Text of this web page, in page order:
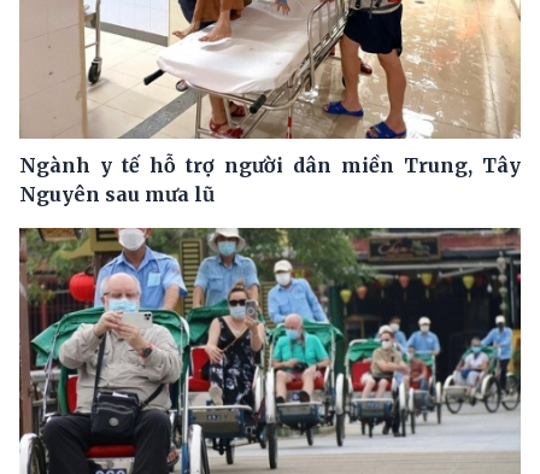
Ngành y tế hỗ trợ người dân miền Trung, Tây
Nguyên sau mưa lũ